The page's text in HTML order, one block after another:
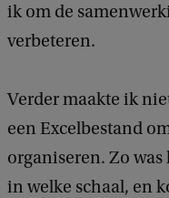
ik om de
verbeteren.
Verder maakte ik
een Excelbestand
organiseren. Zo
in welke schaal, en